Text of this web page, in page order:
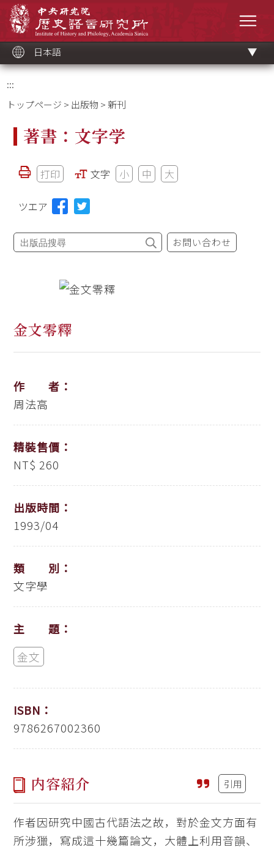
ッ
ク
日本語
:::
トップページ > 出版物 > 新刊
著書：文字学
打印 文字 小 中 大
ツエア
お問い合わせ
金文零釋
作 者：
周法高
精裝售價：
NT$ 260
出版時間：
1993/04
類 別：
文字學
主 題：
金文
ISBN：
9786267002360
内容紹介 引用
作者因研究中國古代語法之故，對於金文方面有
所涉獵，寫成這十幾篇論文，大體上利用音韻、